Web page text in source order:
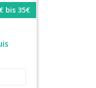
bis 35€